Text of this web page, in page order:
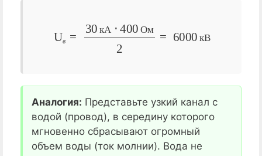
в
кА Ом
кВ
Аналогия: Представьте узкий канал с
водой (провод), в середину которого
мгновенно сбрасывают огромный
объем воды (ток молнии). Вода не